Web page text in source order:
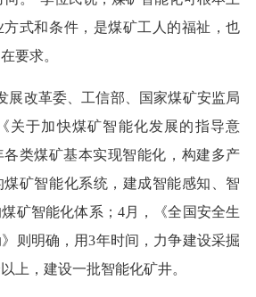
式和条件，是煤矿工人的福祉，也
要求。
展改革委、工信部、国家煤矿安监局
关于加快煤矿智能化发展的指导意
各类煤矿基本实现智能化，构建多产
矿智能化系统，建成智能感知、智
矿智能化体系；4月，《全国安全生
则明确，用3年时间，力争建设采掘
上，建设一批智能化矿井。